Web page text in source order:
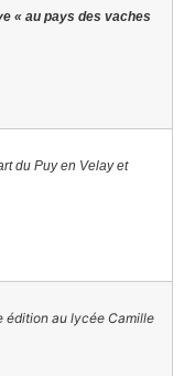
« au pays des vaches
du Puy en Velay et
édition au lycée Camille